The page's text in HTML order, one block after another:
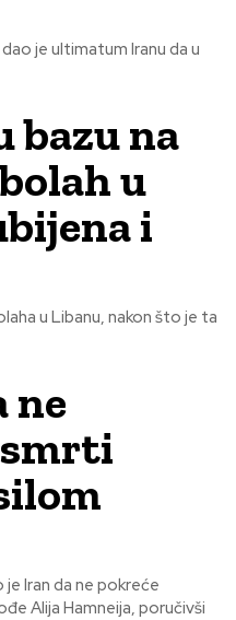
bazu na
u
i
u Libanu, nakon što je ta
ne
smrti
Iran da ne pokreće
Alija Hamneija, poručivši